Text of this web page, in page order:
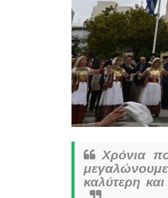
Χρόνια
καλύτερη